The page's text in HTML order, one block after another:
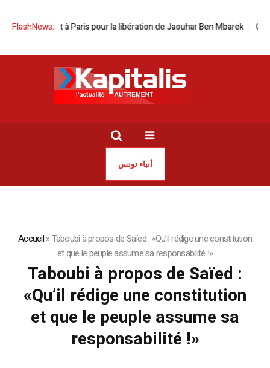
FlashNews:à Paris pour la libération de Jaouhar Ben Mbarek Ce que
أنباء تونس
Accueil»Taboubi à propos de Saïed : «Qu’il rédige une constitution
et que le peuple assume sa responsabilité !»
Taboubi à propos de Saïed :
«Qu’il rédige une constitution
et que le peuple assume sa
responsabilité !»